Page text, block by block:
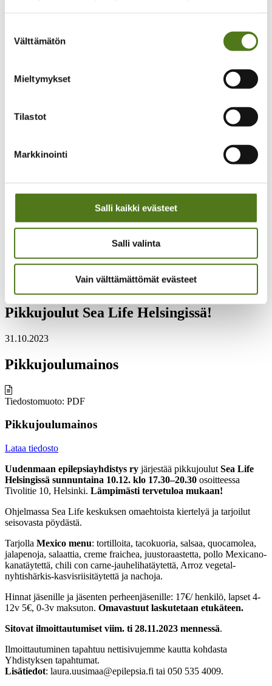
valinta
Välttämätön
Mieltymykset
Tilastot
Markkinointi
Salli kaikki evästeet
Salli valinta
Vain välttämättömät evästeet
Historiamateriaalia
Toimitilaa vuokrattavana
Tietosuojaselosteet
Kannatusjäsenrekisterin tietosuojaseloste
Saavutettavuusseloste
På Svenska
Tutustu epilepsiayhdistyksiin
Uudenmaan epilepsiayhdistys
Pikkujoulut Sea Life Helsingissä!
31.10.2023
Pikkujoulumainos
Tiedostomuoto: PDF
Pikkujoulumainos
Lataa tiedosto
Uudenmaan epilepsiayhdistys ry järjestää pikkujoulut Sea Life
Helsingissä sunnuntaina 10.12. klo 17.30–20.30 osoitteessa
Tivolitie 10, Helsinki. Lämpimästi tervetuloa mukaan!
Ohjelmassa Sea Life keskuksen omaehtoista kiertelyä ja tarjoilut
seisovasta pöydästä.
Tarjolla Mexico menu: tortilloita, tacokuoria, salsaa, quocamolea,
jalapenoja, salaattia, creme fraichea, juustoraastetta, pollo Mexicano-
kanatäytettä, chili con carne-jauhelihatäytettä, Arroz vegetal-
nyhtishärkis-kasvisriisitäytettä ja nachoja.
Hinnat jäsenille ja jäsenten perheenjäsenille: 17€/ henkilö, lapset 4-
12v 5€, 0-3v maksuton. Omavastuut laskutetaan etukäteen.
Sitovat ilmoittautumiset viim. ti 28.11.2023 mennessä.
Ilmoittautuminen tapahtuu nettisivujemme kautta kohdasta
Yhdistyksen tapahtumat.
Lisätiedot: laura.uusimaa@epilepsia.fi tai 050 535 4009.